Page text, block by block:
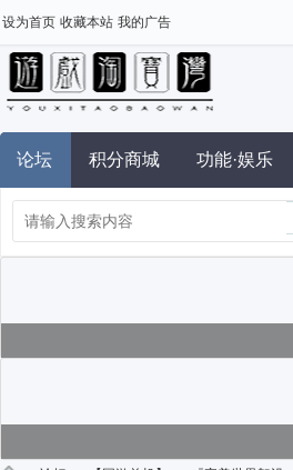
设为首页 收藏本站 我的广告
论坛 积分商城 功能·娱乐